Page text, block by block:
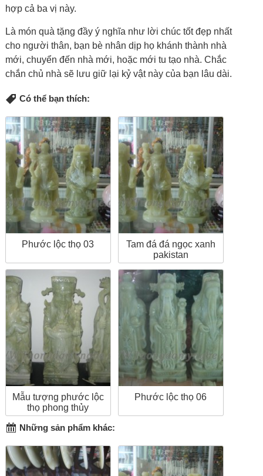
hợp cả ba vị này.
Là món quà tặng đầy ý nghĩa như lời chúc tốt đẹp nhất
cho người thân, bạn bè nhân dịp họ khánh thành nhà
mới, chuyển đến nhà mới, hoặc mới tu tạo nhà. Chắc
chắn chủ nhà sẽ lưu giữ lại kỷ vật này của bạn lâu dài.
Có thể bạn thích:
Phước lộc thọ 03
Tam đá đá ngọc xanh
pakistan
Mẫu tượng phước lộc
thọ phong thủy
Phước lộc thọ 06
Những sản phẩm khác: